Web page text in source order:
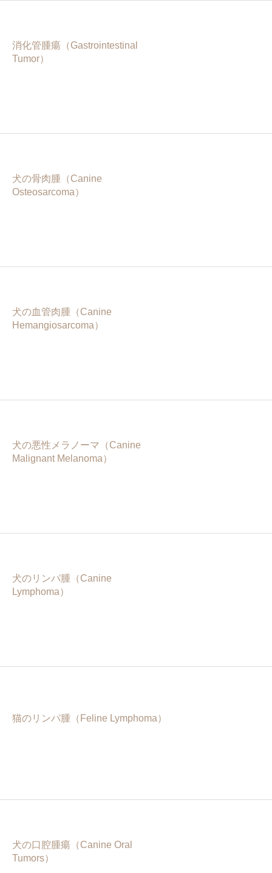
消化管腫瘍（Gastrointestinal
Tumor）
犬の骨肉腫（Canine
Osteosarcoma）
犬の血管肉腫（Canine
Hemangiosarcoma）
犬の悪性メラノーマ（Canine
Malignant Melanoma）
犬のリンパ腫（Canine
Lymphoma）
猫のリンパ腫（Feline Lymphoma）
犬の口腔腫瘍（Canine Oral
Tumors）